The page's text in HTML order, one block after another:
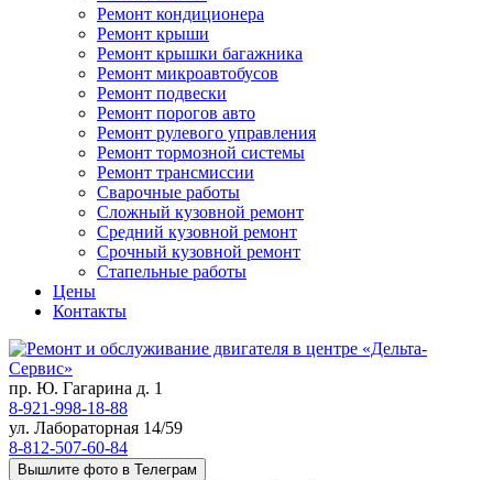
Ремонт кондиционера
Ремонт крыши
Ремонт крышки багажника
Ремонт микроавтобусов
Ремонт подвески
Ремонт порогов авто
Ремонт рулевого управления
Ремонт тормозной системы
Ремонт трансмиссии
Сварочные работы
Сложный кузовной ремонт
Средний кузовной ремонт
Срочный кузовной ремонт
Стапельные работы
Цены
Контакты
пр. Ю. Гагарина д. 1
8-921-998-18-88
ул. Лабораторная 14/59
8-812-507-60-84
Вышлите фото в Телеграм